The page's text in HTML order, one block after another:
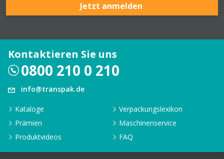
Jetzt anmelden
Kontaktieren Sie uns
0800 210 0 210
info@transpak.de
Kataloge
Verpackungslexikon
Prämien
Maschinenservice
Produktvideos
FAQ